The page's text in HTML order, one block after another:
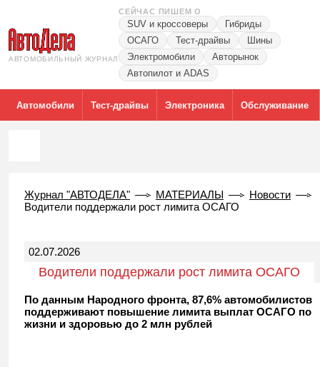
АВТОМОБИЛЬНЫЙ ЖУРНАЛ
СЕЙЧАС ПИШЕМ О
SUV и кроссоверы
Гибриды
ОСАГО
Тест-драйвы
Шины
Электромобили
Авторынок
Автопилот и ADAS
Автомобили Тест-драйвы Электроника Обслуживание
Журнал "АВТОДЕЛА" МАТЕРИАЛЫ
Новости
Водители поддержали рост лимита ОСАГО
02.07.2026
Водители поддержали рост лимита ОСАГО
По данным Народного фронта, 87,6% автомобилистов
поддерживают повышение лимита выплат ОСАГО по
жизни и здоровью до 2 млн рублей